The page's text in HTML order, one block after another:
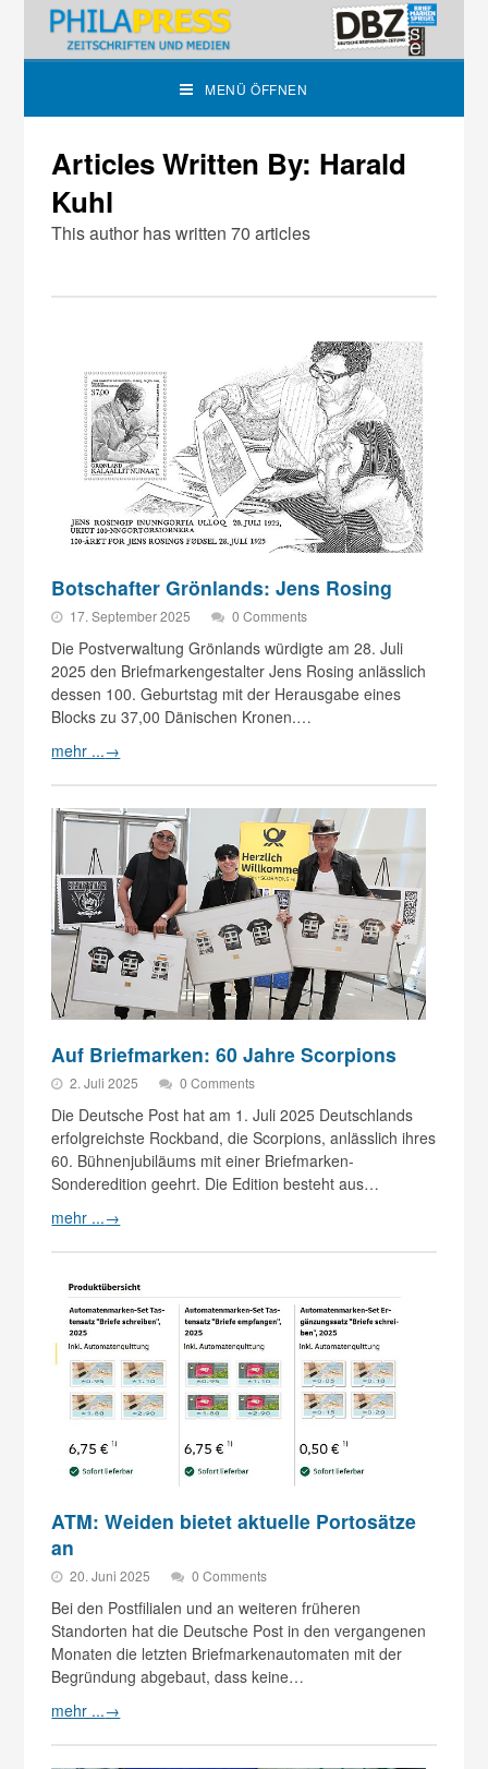
MENÜ ÖFFNEN
Articles Written By: Harald
Kuhl
This author has written 70 articles
Botschafter Grönlands: Jens Rosing
17. September 2025 0 Comments
Die Postverwaltung Grönlands würdigte am 28. Juli
2025 den Briefmarkengestalter Jens Rosing anlässlich
dessen 100. Geburtstag mit der Herausgabe eines
Blocks zu 37,00 Dänischen Kronen.…
mehr ...→
Auf Briefmarken: 60 Jahre Scorpions
2. Juli 2025 0 Comments
Die Deutsche Post hat am 1. Juli 2025 Deutschlands
erfolgreichste Rockband, die Scor­pions, anlässlich ihres
60. Bühnenjubiläums mit einer Briefmarken-
Sonderedition geehrt. Die Edition besteht aus…
mehr ...→
ATM: Weiden bietet aktuelle Portosätze
an
20. Juni 2025 0 Comments
Bei den Postfilialen und an weiteren früheren
Standorten hat die Deutsche Post in den vergangenen
Monaten die letzten Briefmarkenautomaten mit der
Begründung abgebaut, dass keine…
mehr ...→